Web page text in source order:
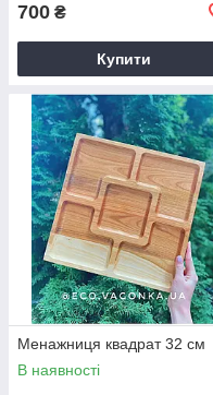
700 ₴
Купити
Менажниця квадрат 32 см
В наявності